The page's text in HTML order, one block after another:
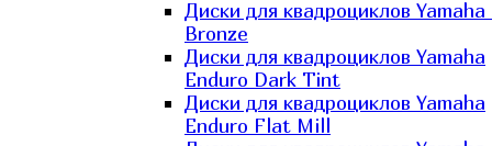
Диски для квадроциклов
Bronze
Диски для квадроциклов Yamaha
Enduro Dark Tint
Диски для квадроциклов Yamaha
Enduro Flat Mill